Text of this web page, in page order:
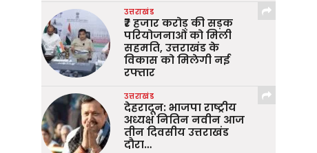
उत्तराखंड
₹7 हजार करोड़ की सड़क
परियोजनाओं को मिली
सहमति, उत्तराखंड के
विकास को मिलेगी नई
रफ्तार
उत्तराखंड
देहरादून: भाजपा राष्ट्रीय
अध्यक्ष नितिन नवीन आज
तीन दिवसीय उत्तराखंड
दौरा…